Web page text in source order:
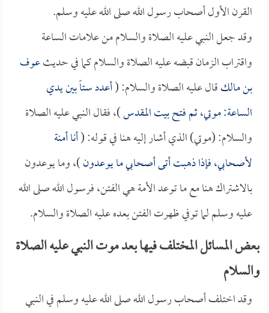
القرن الأول أصحاب رسول الله صلى الله عليه وسلم.
وقد جعل النبي عليه الصلاة والسلام من علامات الساعة
واقتراب الزمان قبضه عليه الصلاة والسلام كما في حديثعوف
بن مالكقال عليه الصلاة والسلام: (أعدد ستاً بين يدي
الساعة: موتي، ثم فتح بيت المقدس)، فقال النبي عليه الصلاة
والسلام: (موتي) الذي أشار إليه هنا في قوله: (أنا أمنة
لأصحابي، فإذا ذهبت أتى أصحابي ما يوعدون)، وما يوعدون
بالاشتراك هنا مع ما توعد الأمة هي الفتن، فرسول الله صلى الله
عليه وسلم لما توفي ظهرت الفتن بعده عليه الصلاة والسلام.
بعض المسائل المختلف فيها بعد موت النبي عليه الصلاة
والسلام
وقد اختلف أصحاب رسول الله صلى الله عليه وسلم في النبي